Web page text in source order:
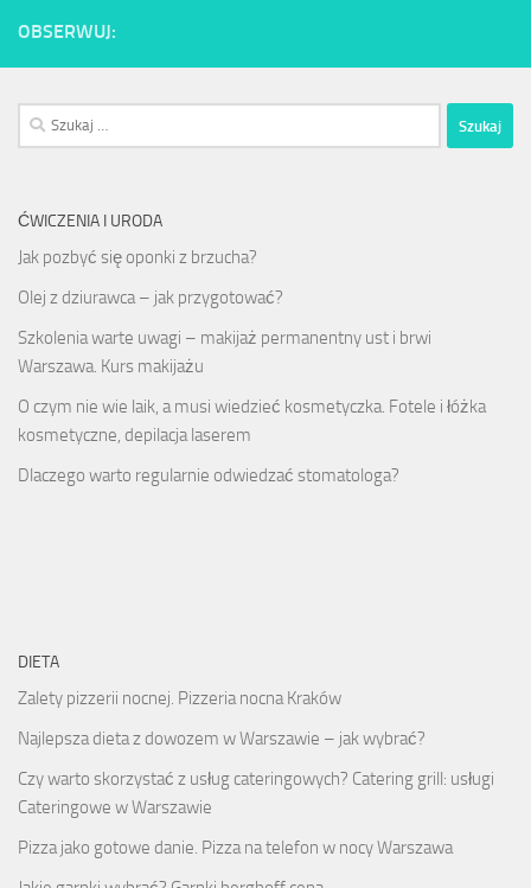
OBSERWUJ:
Szukaj:
ĆWICZENIA I URODA
Jak pozbyć się oponki z brzucha?
Olej z dziurawca – jak przygotować?
Szkolenia warte uwagi – makijaż permanentny ust i brwi
Warszawa. Kurs makijażu
O czym nie wie laik, a musi wiedzieć kosmetyczka. Fotele i łóżka
kosmetyczne, depilacja laserem
Dlaczego warto regularnie odwiedzać stomatologa?
DIETA
Zalety pizzerii nocnej. Pizzeria nocna Kraków
Najlepsza dieta z dowozem w Warszawie – jak wybrać?
Czy warto skorzystać z usług cateringowych? Catering grill: usługi
Cateringowe w Warszawie
Pizza jako gotowe danie. Pizza na telefon w nocy Warszawa